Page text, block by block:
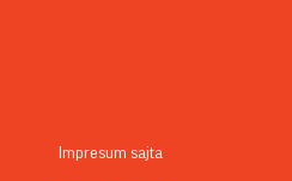
Impresum sajta